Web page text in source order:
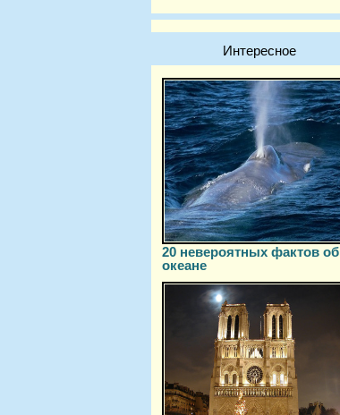
Интересное
20 невероятных фактов об
океане